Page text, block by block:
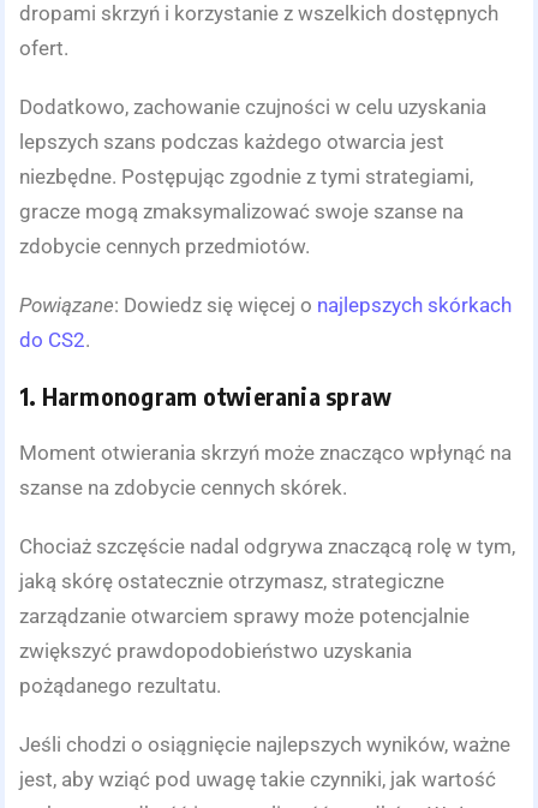
dropami skrzyń i korzystanie z wszelkich dostępnych
ofert.
Dodatkowo, zachowanie czujności w celu uzyskania
lepszych szans podczas każdego otwarcia jest
niezbędne. Postępując zgodnie z tymi strategiami,
gracze mogą zmaksymalizować swoje szanse na
zdobycie cennych przedmiotów.
Powiązane: Dowiedz się więcej o najlepszych skórkach
do CS2.
1. Harmonogram otwierania spraw
Moment otwierania skrzyń może znacząco wpłynąć na
szanse na zdobycie cennych skórek.
Chociaż szczęście nadal odgrywa znaczącą rolę w tym,
jaką skórę ostatecznie otrzymasz, strategiczne
zarządzanie otwarciem sprawy może potencjalnie
zwiększyć prawdopodobieństwo uzyskania
pożądanego rezultatu.
Jeśli chodzi o osiągnięcie najlepszych wyników, ważne
jest, aby wziąć pod uwagę takie czynniki, jak wartość